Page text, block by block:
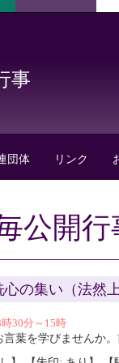
事
団体 リンク
公開行
の集い（法然
30分～15時
言葉を学びませんか